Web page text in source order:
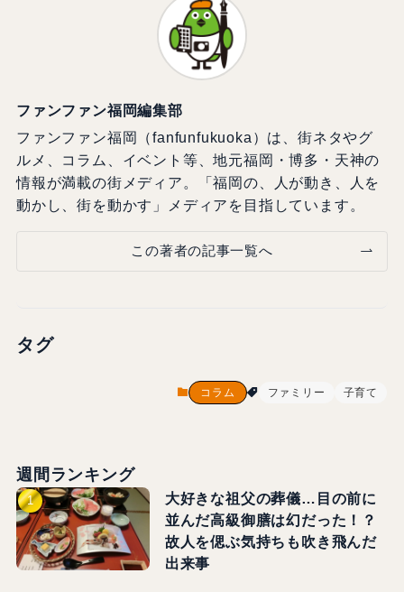
ファンファン福岡編集部
ファンファン福岡（fanfunfukuoka）は、街ネタやグ
ルメ、コラム、イベント等、地元福岡・博多・天神の
情報が満載の街メディア。「福岡の、人が動き、人を
動かし、街を動かす」メディアを目指しています。
この著者の記事一覧へ
タグ
コラム ファミリー 子育て
週間ランキング
大好きな祖父の葬儀…目の前に
並んだ高級御膳は幻だった！？
故人を偲ぶ気持ちも吹き飛んだ
出来事